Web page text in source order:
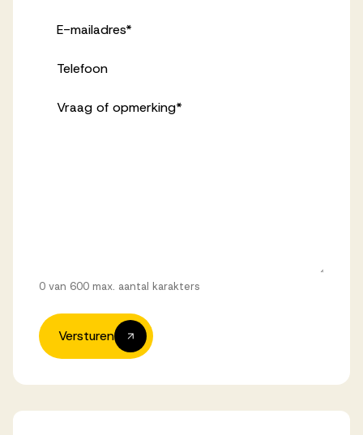
E-mailadres*
Telefoon
Vraag of opmerking*
0 van 600 max. aantal karakters
Versturen